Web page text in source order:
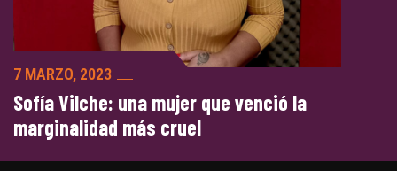
7 MARZO, 2023
Sofía Vilche: una mujer que venció la
marginalidad más cruel